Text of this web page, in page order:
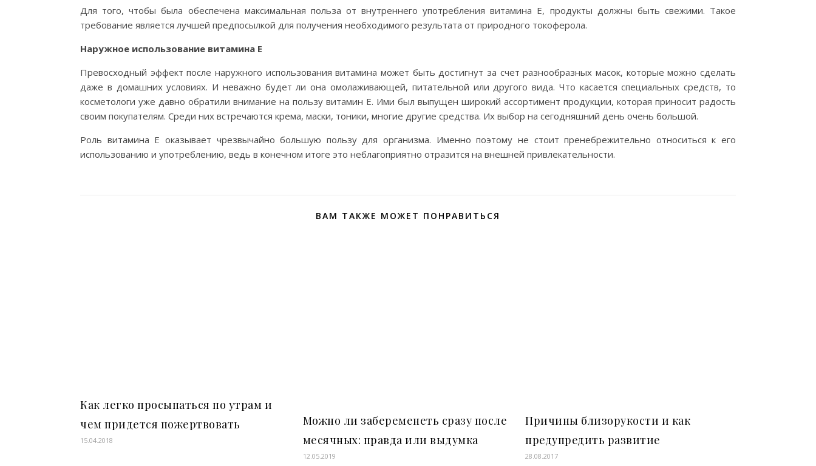
Для того, чтобы была обеспечена максимальная польза от внутреннего употребления витамина Е, продукты должны быть свежими. Такое
требование является лучшей предпосылкой для получения необходимого результата от природного токоферола.
Наружное использование витамина Е
Превосходный эффект после наружного использования витамина может быть достигнут за счет разнообразных масок, которые можно сделать
даже в домашних условиях. И неважно будет ли она омолаживающей, питательной или другого вида. Что касается специальных средств, то
косметологи уже давно обратили внимание на пользу витамин Е. Ими был выпущен широкий ассортимент продукции, которая приносит радость
своим покупателям. Среди них встречаются крема, маски, тоники, многие другие средства. Их выбор на сегодняшний день очень большой.
Роль витамина Е оказывает чрезвычайно большую пользу для организма. Именно поэтому не стоит пренебрежительно относиться к его
использованию и употреблению, ведь в конечном итоге это неблагоприятно отразится на внешней привлекательности.
ВАМ ТАКЖЕ МОЖЕТ ПОНРАВИТЬСЯ
Как легко просыпаться по утрам и
чем придется пожертвовать
15.04.2018
Можно ли забеременеть сразу после
месячных: правда или выдумка
12.05.2019
Причины близорукости и как
предупредить развитие
28.08.2017